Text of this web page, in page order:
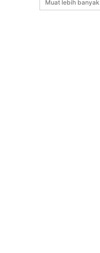
Muat lebih banyak